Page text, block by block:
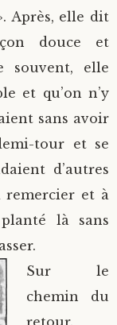
Après, elle dit
douce et
souvent, elle
et qu’on n’y
sans avoir
tour et se
d’autres
remercier et à
là sans
Sur le
chemin du
retour,